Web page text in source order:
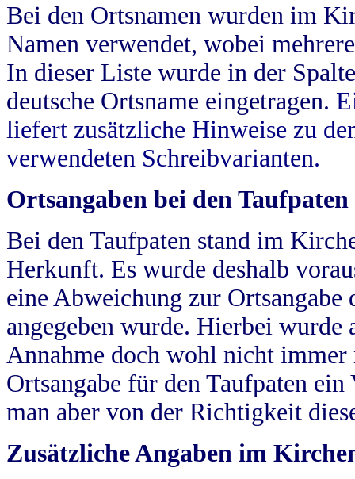
Bei den Ortsnamen wurden im
Namen verwendet, wobei
In dieser Liste wurde in der
deutsche Ortsname eingetragen.
liefert zusätzliche Hinweise zu
verwendeten Schreibvarianten.
Ortsangaben bei den Taufpaten
Bei den Taufpaten stand im
Herkunft. Es wurde deshalb
eine Abweichung zur
angegeben wurde. Hierbei wurde
Annahme doch wohl nicht
Ortsangabe für den Taufpaten
man aber von der Richtigkeit
Zusätzliche Angaben im